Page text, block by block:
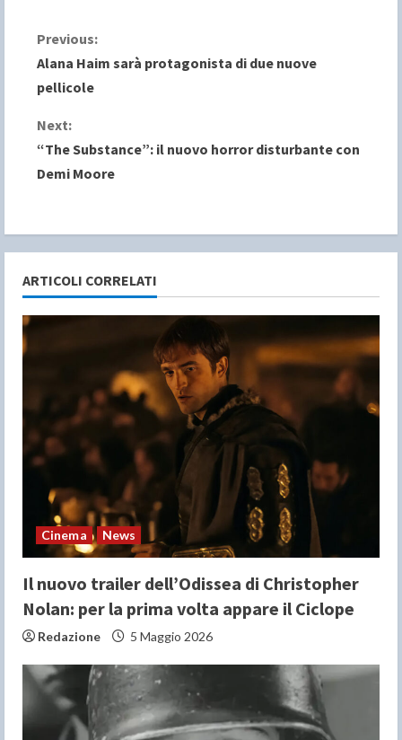
C
o
n
t
n
u
e
a
d
n
g
Previous:
Alana Haim sarà protagonista di due nuove
pellicole
Next:
“The Substance”: il nuovo horror disturbante con
Demi Moore
ARTICOLI CORRELATI
Cinema News
Il nuovo trailer dell’Odissea di Christopher
Nolan: per la prima volta appare il Ciclope
Redazione 5 Maggio 2026